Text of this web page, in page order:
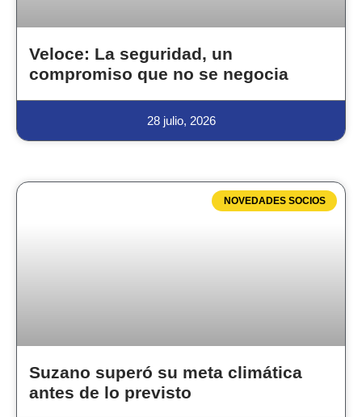
Veloce: La seguridad, un
compromiso que no se negocia
28 julio, 2026
NOVEDADES SOCIOS
Suzano superó su meta climática
antes de lo previsto